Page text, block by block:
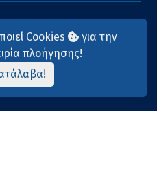
Cookies
για την
πλοήγησης!